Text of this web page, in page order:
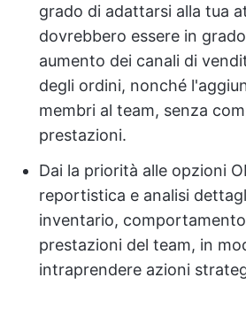
grado di adattarsi alla tua
dovrebbero essere in
aumento dei canali di
degli ordini, nonché
membri al team, senza
prestazioni.
Dai la priorità alle opzioni
reportistica e analisi
inventario,
prestazioni del team, in
intraprendere azioni